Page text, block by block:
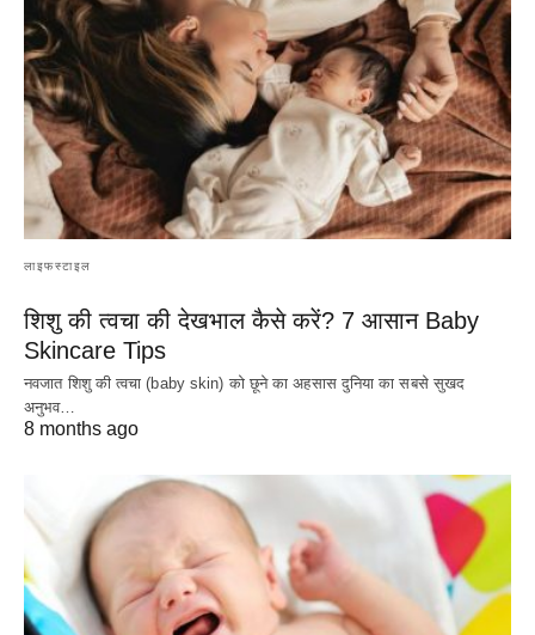
लाइफस्टाइल
शिशु की त्वचा की देखभाल कैसे करें? 7 आसान Baby
Skincare Tips
नवजात शिशु की त्वचा (baby skin) को छूने का अहसास दुनिया का सबसे सुखद
अनुभव…
8 months ago